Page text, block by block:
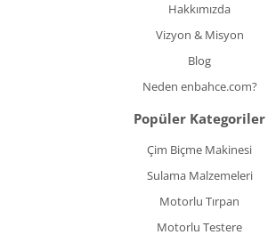
Hakkımızda
Vizyon & Misyon
Blog
Neden enbahce.com?
Popüler Kategoriler
Çim Biçme Makinesi
Sulama Malzemeleri
Motorlu Tırpan
Motorlu Testere